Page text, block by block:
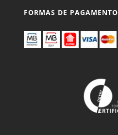
FORMAS DE PAGAMENTO